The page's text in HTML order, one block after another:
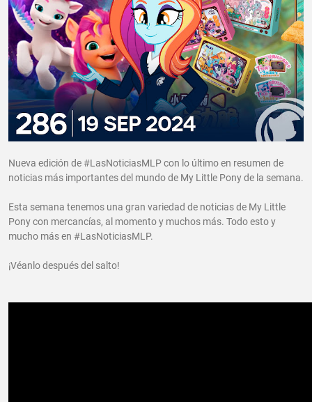
Nueva edición de #LasNoticiasMLP con lo último en resumen de
noticias más importantes del mundo de My Little Pony de la semana.
Esta semana tenemos una gran variedad de noticias de My Little
Pony con mercancías, al momento y muchos más. Todo esto y
mucho más en #LasNoticiasMLP.
¡Véanlo después del salto!